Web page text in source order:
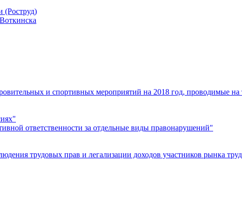
(Роструд)
и спортивных мероприятий на 2018 год, проводимые
ответственности за отдельные виды правонарушений"
трудовых прав и легализации доходов участников рынка